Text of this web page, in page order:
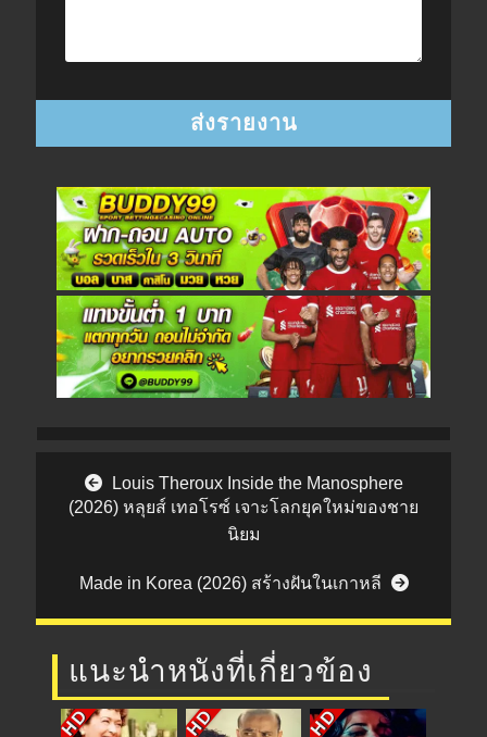
Post navigationLouis Theroux Inside the Manosphere
(2026) หลุยส์ เทอโรซ์ เจาะโลกยุคใหม่ของชาย
นิยม
Made in Korea (2026) สร้างฝันในเกาหลี
แนะนำหนังที่เกี่ยวข้อง
HD HD HD